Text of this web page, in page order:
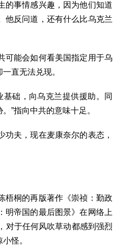
的事情感兴趣，因为他们知道
他反问道，还有什么比乌克兰
可能会如何看美国指定用于乌
直无法兑现。
础，向乌克兰提供援助。同
”指向中共的意味十足。
夫，现在麦康奈尔的表态，
梧桐的再版著作《崇祯：勤政
明帝国的最后图景》在网络上
对于任何风吹草动都感到强烈
怪。